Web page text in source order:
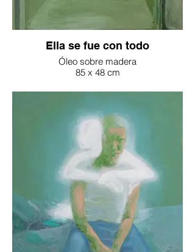
Ella se fue con todo
Óleo sobre madera
85 x 48 cm